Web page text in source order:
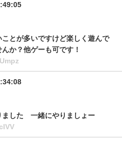
とが多いですけど楽しく遊んで
か？他ゲーも可です！
ました 一緒にやりましょー